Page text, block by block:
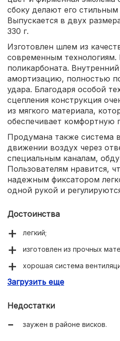
сбоку делают его
Выпускается в двух
330 г.
Изготовлен шлем из
современным технологиям.
поликарбоната.
амортизацию, полностью
удара. Благодаря особой
сцепления конструкция
из мягкого материала,
обеспечивает комфортную
Продумана также система
движении воздух через
специальным каналам,
Пользователям нравится,
надежным фиксатором
одной рукой и
Достоинства
легкий;
изготовлен из прочных
хорошая система
мягкие ремни;
Загрузить еще
Недостатки
заужен в районе висков.